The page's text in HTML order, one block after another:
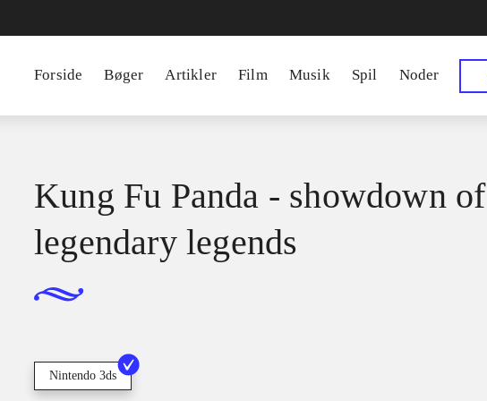
Forside Bøger Artikler Film Musik Spil Noder
Kung Fu Panda - showdown of
legendary legends
Nintendo 3ds